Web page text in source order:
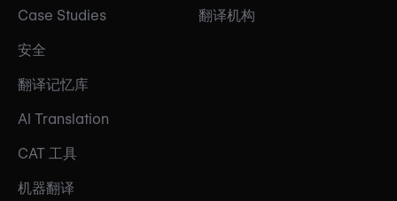
Case Studies
安全
翻译记忆库
AI Translation
CAT 工具
机器翻译
翻译机构